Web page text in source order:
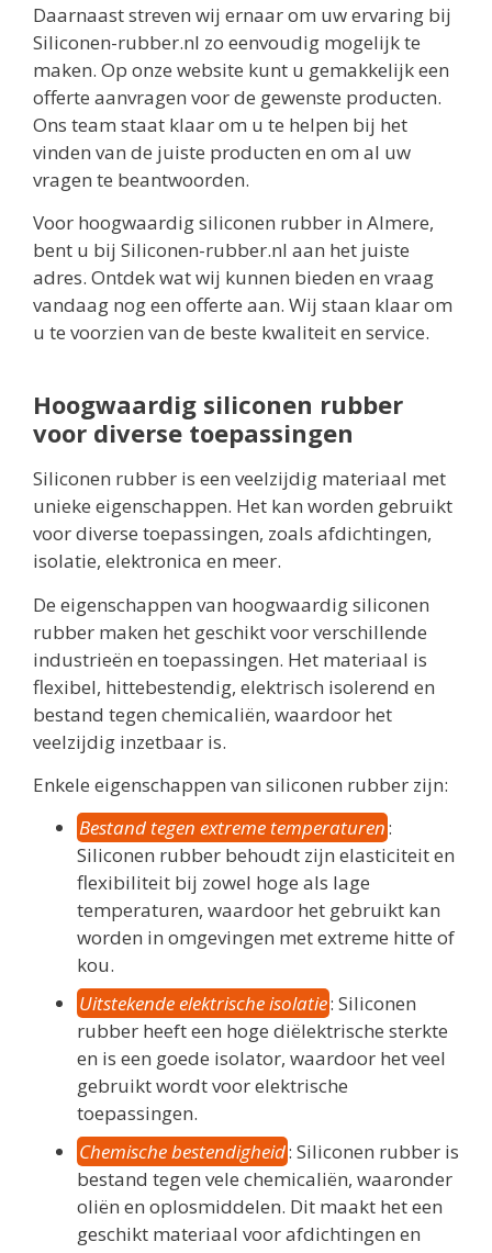
Daarnaast streven wij ernaar om uw ervaring bij
Siliconen-rubber.nl zo eenvoudig mogelijk te
maken. Op onze website kunt u gemakkelijk een
offerte aanvragen voor de gewenste producten.
Ons team staat klaar om u te helpen bij het
vinden van de juiste producten en om al uw
vragen te beantwoorden.
Voor hoogwaardig siliconen rubber in Almere,
bent u bij Siliconen-rubber.nl aan het juiste
adres. Ontdek wat wij kunnen bieden en vraag
vandaag nog een offerte aan. Wij staan klaar om
u te voorzien van de beste kwaliteit en service.
Hoogwaardig siliconen rubber
voor diverse toepassingen
Siliconen rubber is een veelzijdig materiaal met
unieke eigenschappen. Het kan worden gebruikt
voor diverse toepassingen, zoals afdichtingen,
isolatie, elektronica en meer.
De eigenschappen van hoogwaardig siliconen
rubber maken het geschikt voor verschillende
industrieën en toepassingen. Het materiaal is
flexibel, hittebestendig, elektrisch isolerend en
bestand tegen chemicaliën, waardoor het
veelzijdig inzetbaar is.
Enkele eigenschappen van siliconen rubber zijn:
Bestand tegen extreme temperaturen:
Siliconen rubber behoudt zijn elasticiteit en
flexibiliteit bij zowel hoge als lage
temperaturen, waardoor het gebruikt kan
worden in omgevingen met extreme hitte of
kou.
Uitstekende elektrische isolatie: Siliconen
rubber heeft een hoge diëlektrische sterkte
en is een goede isolator, waardoor het veel
gebruikt wordt voor elektrische
toepassingen.
Chemische bestendigheid: Siliconen rubber is
bestand tegen vele chemicaliën, waaronder
oliën en oplosmiddelen. Dit maakt het een
geschikt materiaal voor afdichtingen en